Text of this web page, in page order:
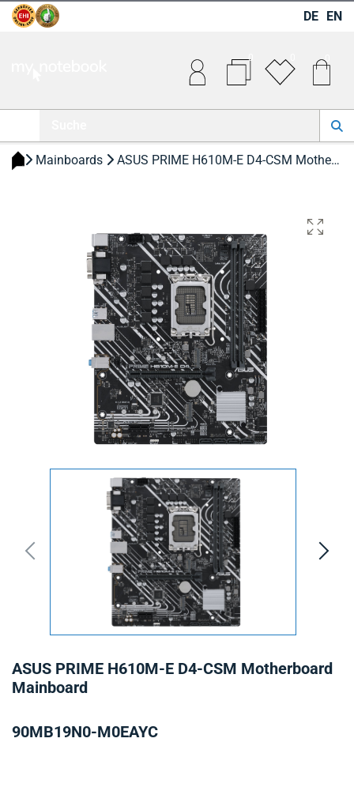
DE EN
0 0
Mainboards ASUS PRIME H610M-E D4-CSM Motherboard Mainboard
ASUS PRIME H610M-E D4-CSM Motherboard
Mainboard
90MB19N0-M0EAYC